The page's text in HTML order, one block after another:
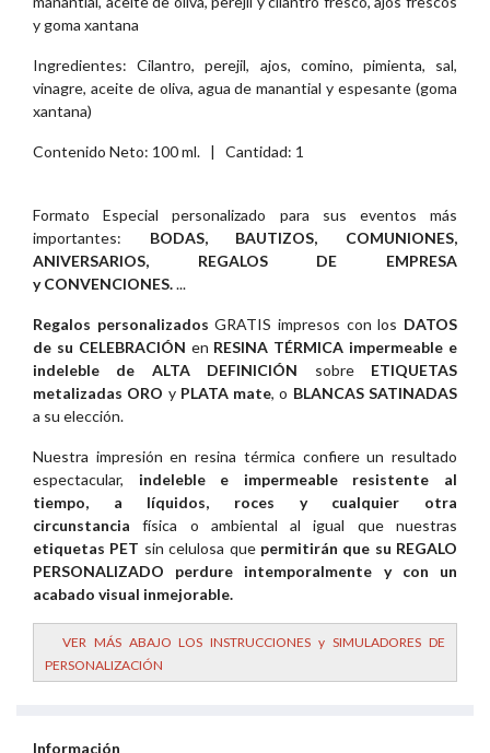
y goma xantana
Ingredientes: Cilantro, perejil, ajos, comino, pimienta, sal,
vinagre, aceite de oliva, agua de manantial y espesante (goma
xantana)
Contenido Neto: 100 ml. | Cantidad: 1
Formato Especial personalizado para sus eventos más
importantes: BODAS, BAUTIZOS, COMUNIONES,
ANIVERSARIOS, REGALOS DE EMPRESA
y CONVENCIONES....
Regalos personalizados GRATIS impresos con los DATOS
de su CELEBRACIÓN en RESINA TÉRMICA impermeable e
indeleble de ALTA DEFINICIÓN sobre ETIQUETAS
metalizadas ORO y PLATA mate, o BLANCAS SATINADAS
a su elección.
Nuestra impresión en resina térmica confiere un resultado
espectacular, indeleble e impermeable resistente al
tiempo, a líquidos, roces y cualquier otra
circunstancia física o ambiental al igual que nuestras
etiquetas PET sin celulosa que permitirán que su REGALO
PERSONALIZADO perdure intemporalmente y con un
acabado visual inmejorable.
VER MÁS ABAJO LOS INSTRUCCIONES y SIMULADORES DE
PERSONALIZACIÓN
Información